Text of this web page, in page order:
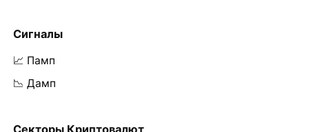
Сигналы
📈 Памп
📉 Дамп
Секторы Криптовалют